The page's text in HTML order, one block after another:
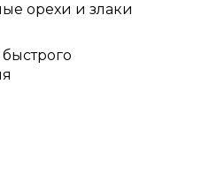
орехи и злаки